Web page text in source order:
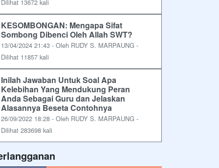
Dilihat 13672 kali
KESOMBONGAN: Mengapa Sifat
Sombong Dibenci Oleh Allah SWT?
13/04/2024 21:43 - Oleh RUDY S. MARPAUNG -
Dilihat 11857 kali
Inilah Jawaban Untuk Soal Apa
Kelebihan Yang Mendukung Peran
Anda Sebagai Guru dan Jelaskan
Alasannya Beseta Contohnya
26/09/2022 18:28 - Oleh RUDY S. MARPAUNG -
Dilihat 283698 kali